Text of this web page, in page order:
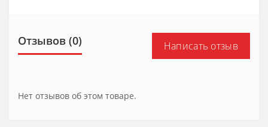
Отзывов (0) Написать отзыв
Нет отзывов об этом товаре.